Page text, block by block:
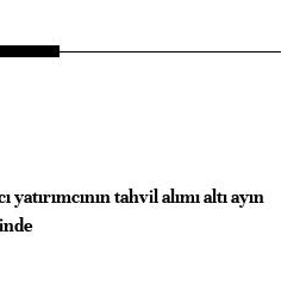
yatırımcının tahvil alımı altı ayın